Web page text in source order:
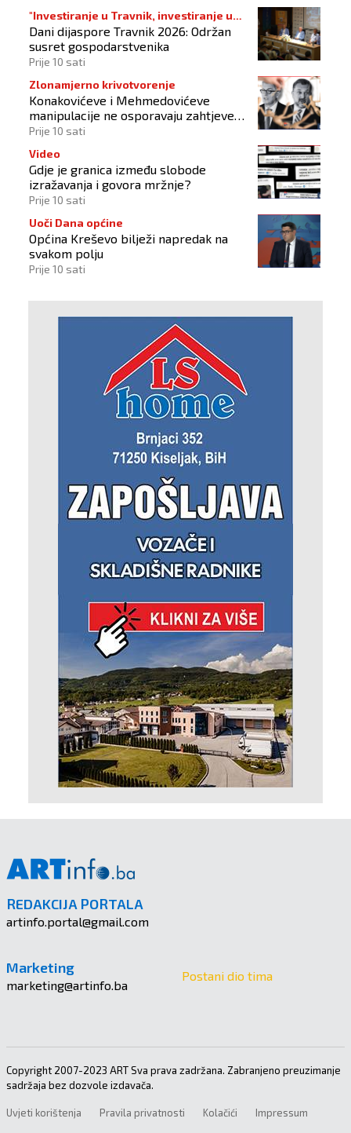
"Investiranje u Travnik, investiranje u
budućnost"
Dani dijaspore Travnik 2026: Održan
susret gospodarstvenika
Prije 10 sati
Zlonamjerno krivotvorenje
Konakovićeve i Mehmedovićeve
manipulacije ne osporavaju zahtjeve
Hrvata
Prije 10 sati
Video
Gdje je granica između slobode
izražavanja i govora mržnje?
Prije 10 sati
Uoči Dana općine
Općina Kreševo bilježi napredak na
svakom polju
Prije 10 sati
REDAKCIJA PORTALA
artinfo.portal@gmail.com
Marketing
marketing@artinfo.ba
Postani dio tima
Copyright 2007-2023 ART Sva prava zadržana. Zabranjeno preuzimanje
sadržaja bez dozvole izdavača.
Uvjeti korištenja Pravila privatnosti Kolačići Impressum